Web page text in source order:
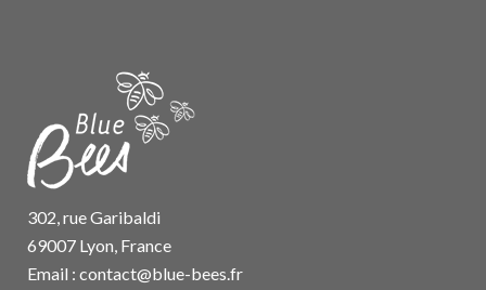
302, rue Garibaldi
69007 Lyon, France
Email : contact@blue-bees.fr